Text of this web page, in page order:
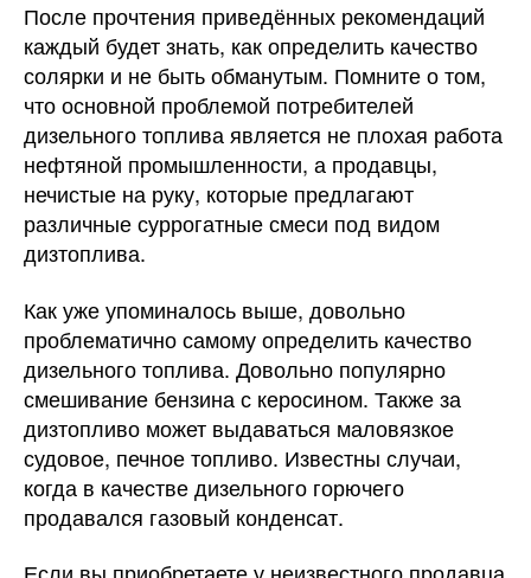
После прочтения приведённых рекомендаций
каждый будет знать, как определить качество
солярки и не быть обманутым. Помните о том,
что основной проблемой потребителей
дизельного топлива является не плохая работа
нефтяной промышленности, а продавцы,
нечистые на руку, которые предлагают
различные суррогатные смеси под видом
дизтоплива.
Как уже упоминалось выше, довольно
проблематично самому определить качество
дизельного топлива. Довольно популярно
смешивание бензина с керосином. Также за
дизтопливо может выдаваться маловязкое
судовое, печное топливо. Известны случаи,
когда в качестве дизельного горючего
продавался газовый конденсат.